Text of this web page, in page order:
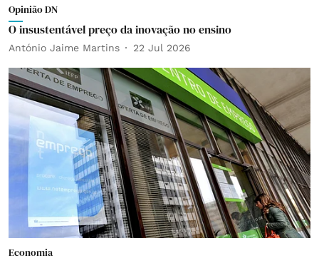
Opinião DN
O insustentável preço da inovação no ensino
António Jaime Martins 22 Jul 2026
Economia